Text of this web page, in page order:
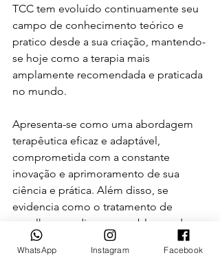
TCC tem evoluído continuamente seu
campo de conhecimento teórico e
pratico desde a sua criação, mantendo-
se hoje como a terapia mais
amplamente recomendada e praticada
no mundo.
Apresenta-se como uma abordagem
terapêutica eficaz e adaptável,
comprometida com a constante
inovação e aprimoramento de sua
ciência e prática. Além disso, se
evidencia como o tratamento de
escolha para diversos problemas de
saúde mental, reforçando seu papel
como uma abordagem valiosa para o
WhatsApp Instagram Facebook